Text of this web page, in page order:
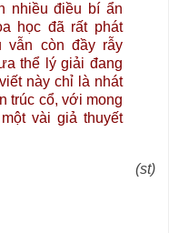
nhiều điều bí ẩn
học đã rất phát
vẫn còn đầy rẫy
thể lý giải đang
này chỉ là nhát
trúc cổ, với mong
vài giả thuyết
(st)